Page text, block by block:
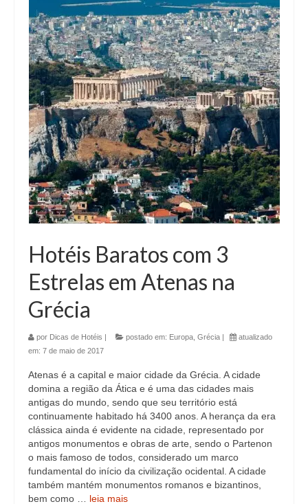
Hotéis Baratos com 3
Estrelas em Atenas na
Grécia
por Dicas de Hotéis | postado em: Europa Grécia |
atualizado
em: 7 de maio de 2017
Atenas é a capital e maior cidade da Grécia. A cidade
domina a região da Ática e é uma das cidades mais
antigas do mundo, sendo que seu território está
continuamente habitado há 3400 anos. A herança da era
clássica ainda é evidente na cidade, representado por
antigos monumentos e obras de arte, sendo o Partenon
o mais famoso de todos, considerado um marco
fundamental do início da civilização ocidental. A cidade
também mantém monumentos romanos e bizantinos,
bem como … leia mais